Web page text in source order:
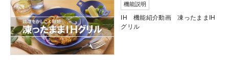
機能説明
IH 機能紹介動画 凍ったままIH
グリル